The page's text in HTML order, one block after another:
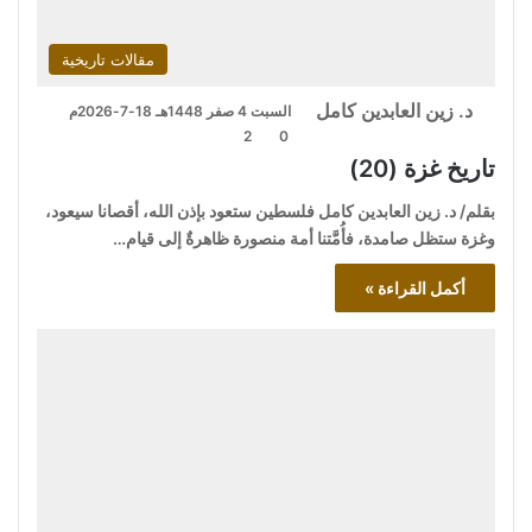
مقالات تاريخية
د. زين العابدين كامل
السبت 4 صفر 1448هـ 18-7-2026م
0
2
تاريخ غزة (20)
بقلم/ د. زين العابدين كامل فلسطين ستعود بإذن الله، أقصانا سيعود،
وغزة ستظل صامدة، فأُمَّتنا أمة منصورة ظاهرةٌ إلى قيام…
أكمل القراءة »